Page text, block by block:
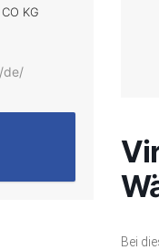
KG
de/
Bei